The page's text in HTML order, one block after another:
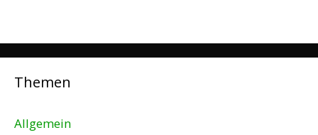
Themen
Allgemein